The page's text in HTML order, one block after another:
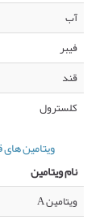
آب
فیبر
قند
کلسترول
ویتامین
نام ویتامین
ویتامین A